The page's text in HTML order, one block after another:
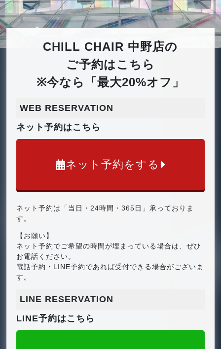
CHILL CHAIR 中野店の
ご予約はこちら
※今なら「最大20%オフ」
WEB RESERVATION
ネット予約はこちら
ネット予約をする
ネット予約は「当日・24時間・365日」承っておりま
す。
【お願い】
ネット予約でご希望の時間が埋まっている場合は、ぜひ
お電話ください。
電話予約・LINE予約であれば受付できる場合がございま
す。
LINE RESERVATION
LINE予約はこちら